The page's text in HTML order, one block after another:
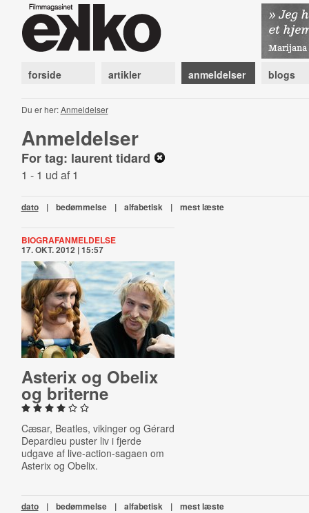
forside artikler anmeldelser blogs
Du er her:Anmeldelser
Anmeldelser
For tag: laurent tidard
1 - 1 ud af 1
dato | bedømmelse | alfabetisk | mest læste
BIOGRAFANMELDELSE
17. OKT. 2012 | 15:57
Asterix og Obelix
og briterne
Cæsar, Beatles, vikinger og Gérard
Depardieu puster liv i fjerde
udgave af live-action-sagaen om
Asterix og Obelix.
dato | bedømmelse | alfabetisk | mest læste